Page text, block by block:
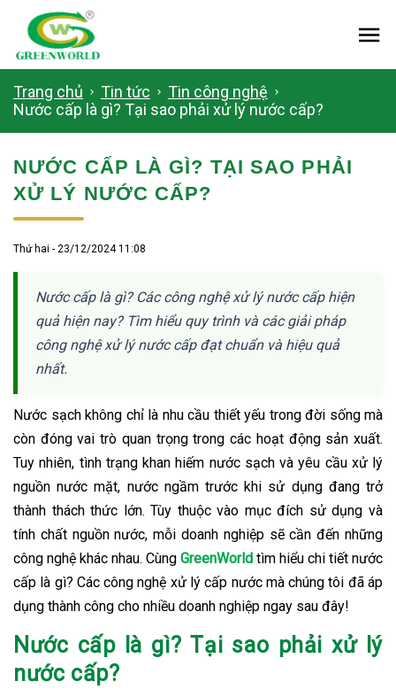
Trang chủ Tin tức
Tin công nghệ
Nước cấp là gì? Tại sao phải xử lý nước cấp?
NƯỚC CẤP LÀ GÌ? TẠI SAO PHẢI
XỬ LÝ NƯỚC CẤP?
Thứ hai - 23/12/2024 11:08
Nước cấp là gì? Các công nghệ xử lý nước cấp hiện
quả hiện nay? Tìm hiểu quy trình và các giải pháp
công nghệ xử lý nước cấp đạt chuẩn và hiệu quả
nhất.
Nước sạch không chỉ là nhu cầu thiết yếu trong đời sống mà
còn đóng vai trò quan trọng trong các hoạt động sản xuất.
Tuy nhiên, tình trạng khan hiếm nước sạch và yêu cầu xử lý
nguồn nước mặt, nước ngầm trước khi sử dụng đang trở
thành thách thức lớn. Tùy thuộc vào mục đích sử dụng và
tính chất nguồn nước, mỗi doanh nghiệp sẽ cần đến những
công nghệ khác nhau. Cùng GreenWorld tìm hiểu chi tiết nước
cấp là gì? Các công nghệ xử lý cấp nước mà chúng tôi đã áp
dụng thành công cho nhiều doanh nghiệp ngay sau đây!
Nước cấp là gì? Tại sao phải xử lý
nước cấp?